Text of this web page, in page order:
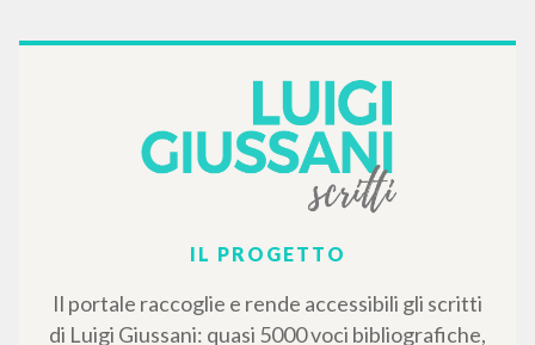
IL PROGETTO
Il portale raccoglie e rende accessibili gli scritti
di Luigi Giussani: quasi 5000 voci bibliografiche,